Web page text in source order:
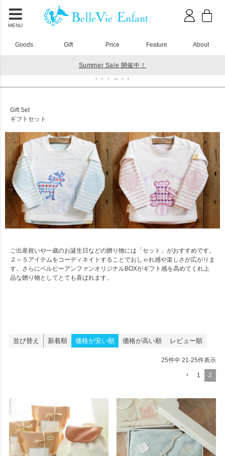
MENU
Goods Gift Price Feature About
Summer Sale 開催中！
ギフトセット
Gift Set
ギフトセット
ご出産祝いや一歳のお誕生日などの贈り物には「セット」がおすすめです。
２～５アイテムをコーディネイトすることでおしゃれ感や楽しさが広がりま
す。さらにベルビーアンファンオリジナルBOXがギフト感を高めてくれ上
品な贈り物としてとても喜ばれます。
並び替え 新着順 価格が安い順 価格が高い順 レビュー順
25件中 21-25件表示
1 2